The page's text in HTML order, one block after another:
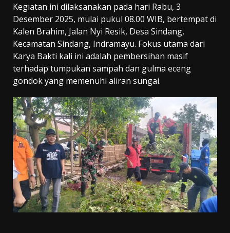
Kegiatan ini dilaksanakan pada hari Rabu, 3
Desember 2025, mulai pukul 08.00 WIB, bertempat di
Kalen Brahim, Jalan Nyi Resik, Desa Sindang,
Kecamatan Sindang, Indramayu. Fokus utama dari
Karya Bakti kali ini adalah pembersihan masif
terhadap tumpukan sampah dan gulma eceng
gondok yang memenuhi aliran sungai.